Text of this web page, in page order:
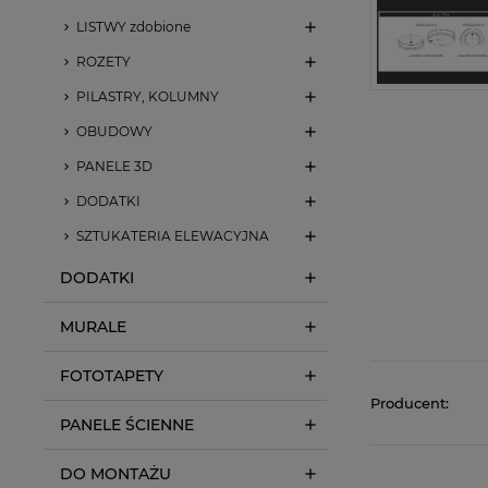
LISTWY zdobione
ROZETY
PILASTRY, KOLUMNY
OBUDOWY
PANELE 3D
DODATKI
SZTUKATERIA ELEWACYJNA
DODATKI
MURALE
FOTOTAPETY
PANELE ŚCIENNE
DO MONTAŻU
Producent: